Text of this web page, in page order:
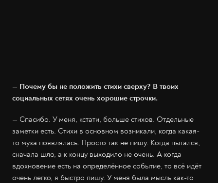
— Почему бы не положить стихи сверху? В твоих
социальных сетях очень хорошие строчки.
— Спасибо. У меня, кстати, больше стихов. Отдельные
заметки есть. Стихи в основном возникали, когда какая-
то муза появлялась. Просто так не пишу. Когда пытался,
сначала шло, а к концу выходило не очень. А когда
вдохновение есть на определённое событие, то всё идёт
очень легко, я быстро пишу. У меня была мысль как-то